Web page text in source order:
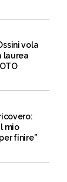
vola
laurea
mio
finire”